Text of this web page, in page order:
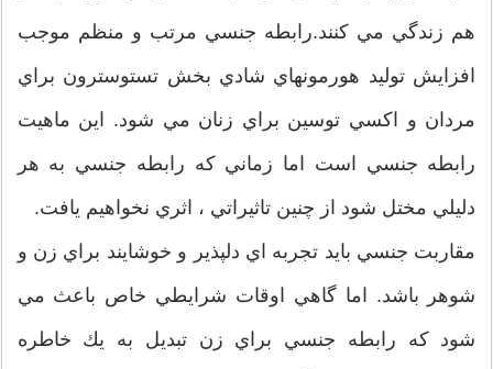
هم زندگي مي كنند.رابطه جنسي مرتب و منظم موجب
افزايش توليد هورمونهاي شادي بخش تستوسترون براي
مردان و اكسي توسين براي زنان مي شود. اين ماهيت
رابطه جنسي است اما زماني كه رابطه جنسي به هر
دليلي مختل شود از چنين تاثيراتي ، اثري نخواهيم يافت.
مقاربت جنسي بايد تجربه اي دلپذير و خوشايند براي زن و
شوهر باشد. اما گاهي اوقات شرايطي خاص باعث مي
شود كه رابطه جنسي براي زن تبديل به يك خاطره